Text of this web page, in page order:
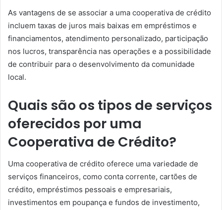
As vantagens de se associar a uma cooperativa de crédito
incluem taxas de juros mais baixas em empréstimos e
financiamentos, atendimento personalizado, participação
nos lucros, transparência nas operações e a possibilidade
de contribuir para o desenvolvimento da comunidade
local.
Quais são os tipos de serviços
oferecidos por uma
Cooperativa de Crédito?
Uma cooperativa de crédito oferece uma variedade de
serviços financeiros, como conta corrente, cartões de
crédito, empréstimos pessoais e empresariais,
investimentos em poupança e fundos de investimento,